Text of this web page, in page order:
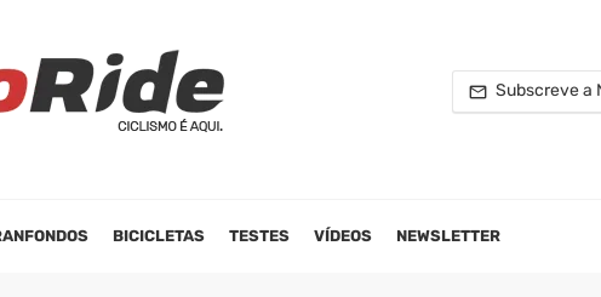
Subscreve a
BICICLETAS TESTES VÍDEOS NEWSLETTER